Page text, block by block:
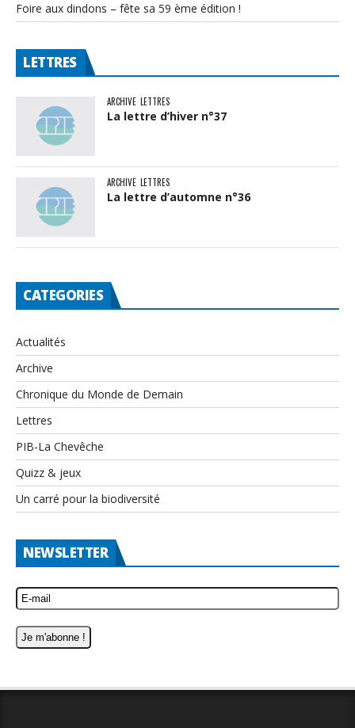
Foire aux dindons – fête sa 59 ème édition !
LETTRES
ARCHIVE LETTRES
La lettre d’hiver n°37
ARCHIVE LETTRES
La lettre d’automne n°36
CATEGORIES
Actualités
Archive
Chronique du Monde de Demain
Lettres
PIB-La Chevêche
Quizz & jeux
Un carré pour la biodiversité
NEWSLETTER